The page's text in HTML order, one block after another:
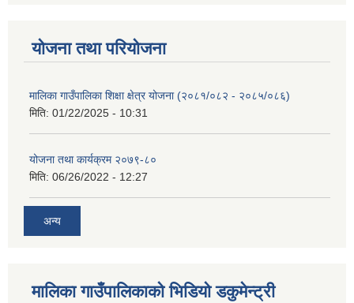
योजना तथा परियोजना
मालिका गाउँपालिका शिक्षा क्षेत्र योजना (२०८१/०८२ - २०८५/०८६)
मिति: 01/22/2025 - 10:31
योजना तथा कार्यक्रम २०७९-८०
मिति: 06/26/2022 - 12:27
अन्य
मालिका गाउँपालिकाको भिडियो डकुमेन्ट्री